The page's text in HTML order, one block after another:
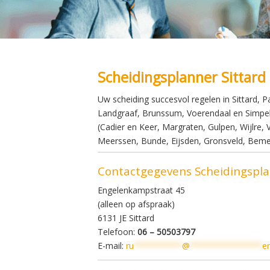
Scheidingsplanner Sittard
Uw scheiding succesvol regelen in Sittard,
Landgraaf, Brunssum, Voerendaal en
(Cadier en Keer, Margraten, Gulpen, Wijlre,
Meerssen, Bunde, Eijsden, Gronsveld,
Contactgegevens
Engelenkampstraat 45
(alleen op afspraak)
6131 JE Sittard
Telefoon: 06 – 50503797
E-mail: ru ********** @ ***************